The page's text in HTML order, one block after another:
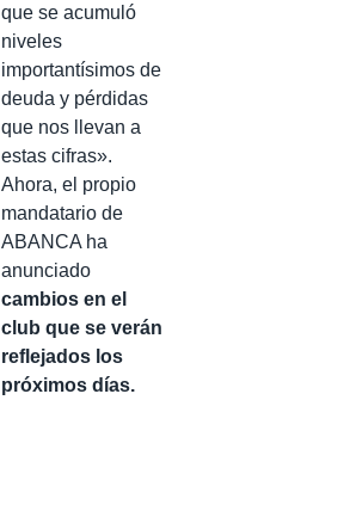
que se acumuló
niveles
importantísimos de
deuda y pérdidas
que nos llevan a
estas cifras».
Ahora, el propio
mandatario de
ABANCA ha
anunciado
cambios en el
club que se verán
reflejados los
próximos días.